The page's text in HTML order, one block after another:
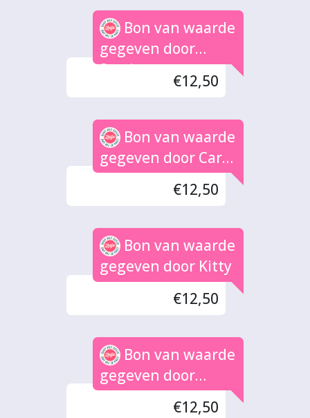
Bon van waarde
gegeven door
Samira
€12,50
Bon van waarde
gegeven door Carol
Stravers
€12,50
Bon van waarde
gegeven door Kitty
€12,50
Bon van waarde
gegeven door
Jeroen
€12,50